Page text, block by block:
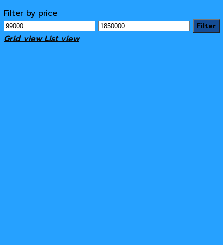
Filter by price
Min
price
Max
Filter
Grid view List view